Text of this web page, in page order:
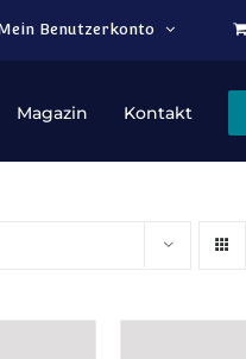
Benutzerkonto
Magazin Kontakt